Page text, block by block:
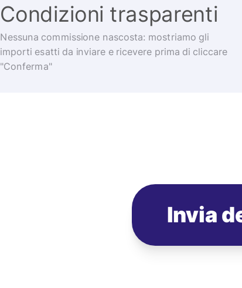
Condizioni trasparenti
Nessuna commissione nascosta: mostriamo gli
importi esatti da inviare e ricevere prima di cliccare
"Conferma"
Invia